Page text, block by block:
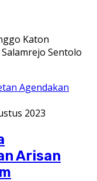
Katon
Sentolo
2023
Arisan